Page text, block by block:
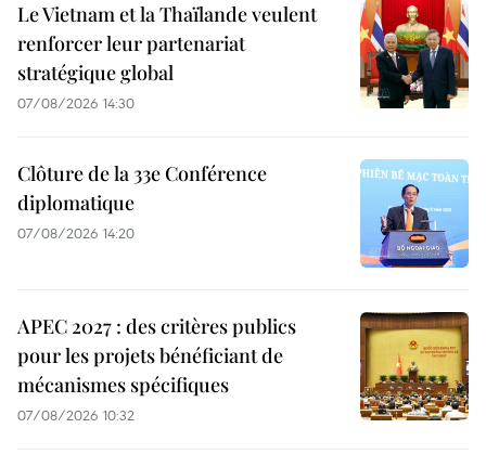
Le Vietnam et la Thaïlande veulent
renforcer leur partenariat
stratégique global
07/08/2026 14:30
Clôture de la 33e Conférence
diplomatique
07/08/2026 14:20
APEC 2027 : des critères publics
pour les projets bénéficiant de
mécanismes spécifiques
07/08/2026 10:32